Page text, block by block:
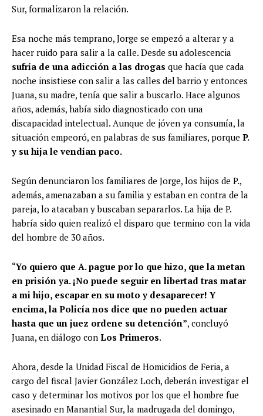
Sur, formalizaron la relación.
Esa noche más temprano, Jorge se empezó a alterar y a
hacer ruido para salir a la calle. Desde su adolescencia
sufría de una adicción a las drogas que hacía que cada
noche insistiese con salir a las calles del barrio y entonces
Juana, su madre, tenía que salir a buscarlo. Hace algunos
años, además, había sido diagnosticado con una
discapacidad intelectual. Aunque de jóven ya consumía, la
situación empeoró, en palabras de sus familiares, porque P.
y su hija le vendían paco.
Según denunciaron los familiares de Jorge, los hijos de P.,
además, amenazaban a su familia y estaban en contra de la
pareja, lo atacaban y buscaban separarlos. La hija de P.
habría sido quien realizó el disparo que termino con la vida
del hombre de 30 años.
“Yo quiero que A. pague por lo que hizo, que la metan
en prisión ya. ¡No puede seguir en libertad tras matar
a mi hijo, escapar en su moto y desaparecer! Y
encima, la Policía nos dice que no pueden actuar
hasta que un juez ordene su detención”, concluyó
Juana, en diálogo con Los Primeros.
Ahora, desde la Unidad Fiscal de Homicidios de Feria, a
cargo del fiscal Javier González Loch, deberán investigar el
caso y determinar los motivos por los que el hombre fue
asesinado en Manantial Sur, la madrugada del domingo,